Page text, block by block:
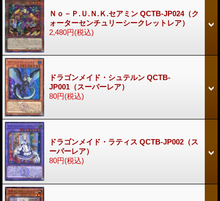
Ｎｏ－Ｐ.Ｕ.Ｎ.Ｋ.セアミン QCTB-JP024（ク
ォーターセンチュリーシークレットレア）
2,480円(税込)
ドラゴンメイド・シュテルン QCTB-
JP001（スーパーレア）
80円(税込)
ドラゴンメイド・ラティス QCTB-JP002（ス
ーパーレア）
80円(税込)